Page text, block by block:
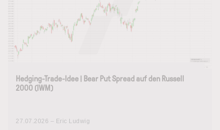
Hedging-Trade-Idee | Bear Put Spread auf den Russell
2000 (IWM)
27.07.2026 – Eric Ludwig